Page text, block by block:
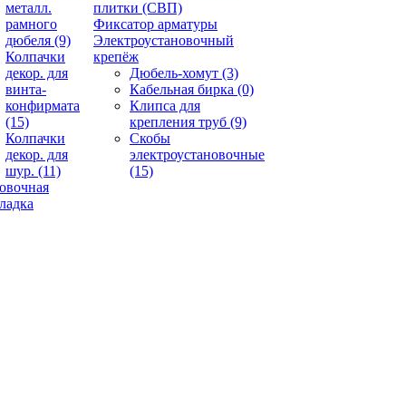
металл.
рамного
дюбеля (9)
Колпачки
декор. для
винта-
конфирмата
(15)
Колпачки
декор. для
шур. (11)
плитки (СВП)
Фиксатор арматуры
Электроустановочный
крепёж
Дюбель-хомут (3)
Кабельная бирка (0)
Клипса для
крепления труб (9)
Скобы
электроустановочные
(15)